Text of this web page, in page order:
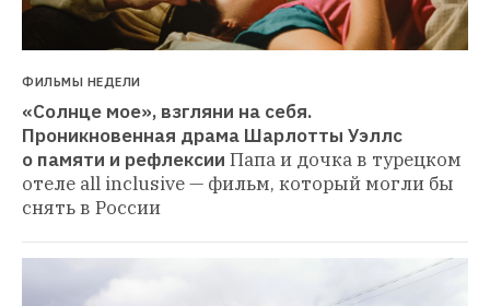
ФИЛЬМЫ НЕДЕЛИ
«Солнце мое», взгляни на себя.
Проникновенная драма Шарлотты Уэллс
о памяти и рефлексии Папа и дочка в турецком
отеле all inclusive — фильм, который могли бы
снять в России